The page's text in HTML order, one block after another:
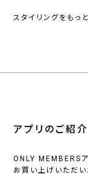
スタイリングをもっ
アプリのご紹介
ONLY MEMBERSア
お買い上げいただ